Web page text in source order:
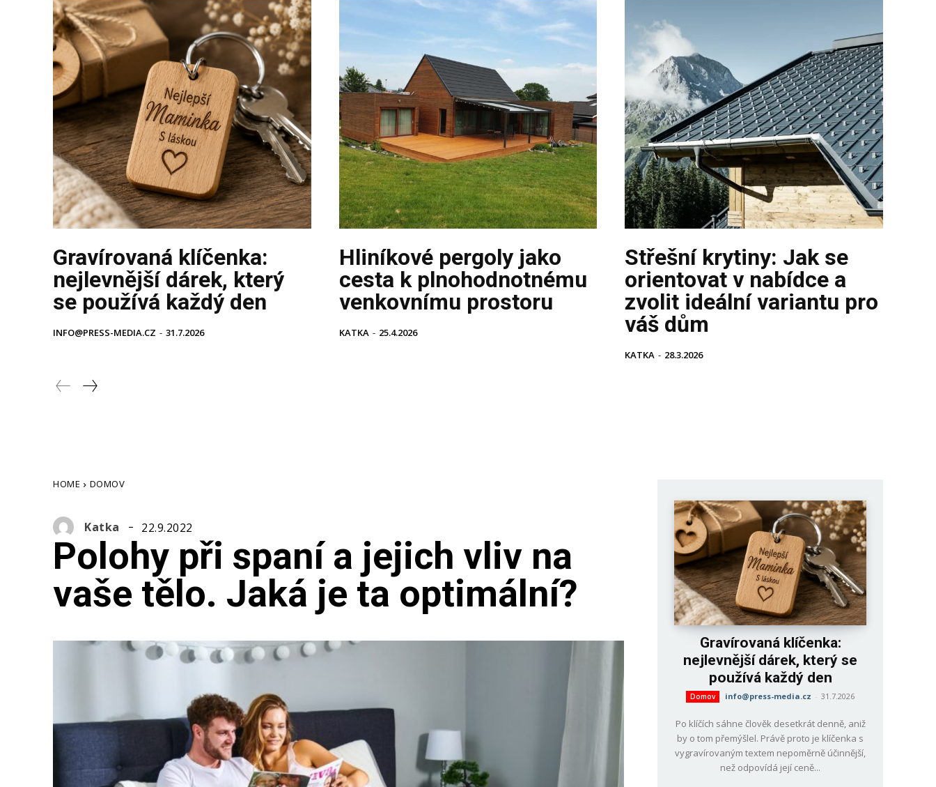
Gravírovaná klíčenka:
nejlevnější dárek, který
se používá každý den
INFO@PRESS-MEDIA.CZ - 31.7.2026
Hliníkové pergoly jako
cesta k plnohodnotnému
venkovnímu prostoru
KATKA - 25.4.2026
Střešní krytiny: Jak se
orientovat v nabídce a
zvolit ideální variantu pro
váš dům
KATKA - 28.3.2026